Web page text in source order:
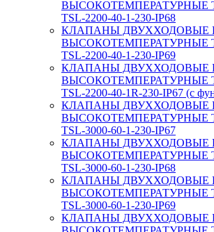
ВЫСОКОТЕМПЕРАТУРНЫЕ
TSL-2200-40-1-230-IP68
КЛАПАНЫ ДВУХХОДОВЫЕ
ВЫСОКОТЕМПЕРАТУРНЫЕ
TSL-2200-40-1-230-IP69
КЛАПАНЫ ДВУХХОДОВЫЕ
ВЫСОКОТЕМПЕРАТУРНЫЕ
TSL-2200-40-1R-230-IP67 (с
КЛАПАНЫ ДВУХХОДОВЫЕ
ВЫСОКОТЕМПЕРАТУРНЫЕ
TSL-3000-60-1-230-IP67
КЛАПАНЫ ДВУХХОДОВЫЕ
ВЫСОКОТЕМПЕРАТУРНЫЕ
TSL-3000-60-1-230-IP68
КЛАПАНЫ ДВУХХОДОВЫЕ
ВЫСОКОТЕМПЕРАТУРНЫЕ
TSL-3000-60-1-230-IP69
КЛАПАНЫ ДВУХХОДОВЫЕ